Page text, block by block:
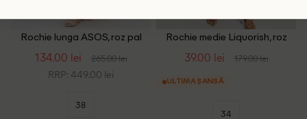
Rochie lunga ASOS, roz pal
134.00 lei 265.00 lei
RRP: 449.00 lei
38
Rochie medie Liquorish, roz
39.00 lei 179.00 lei
ULTIMA ȘANSĂ
34